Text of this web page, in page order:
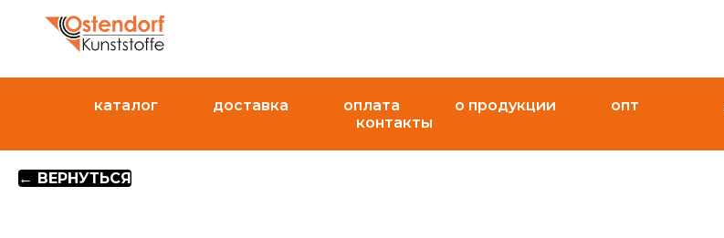
каталог доставка оплата о продукции
опт
контакты
← ВЕРНУТЬСЯ